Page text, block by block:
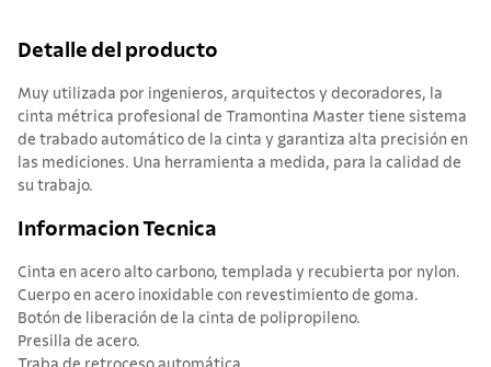
Detalle del producto
Muy utilizada por ingenieros, arquitectos y decoradores, la
cinta métrica profesional de Tramontina Master tiene sistema
de trabado automático de la cinta y garantiza alta precisión en
las mediciones. Una herramienta a medida, para la calidad de
su trabajo.
Informacion Tecnica
Cinta en acero alto carbono, templada y recubierta por nylon.
Cuerpo en acero inoxidable con revestimiento de goma.
Botón de liberación de la cinta de polipropileno.
Presilla de acero.